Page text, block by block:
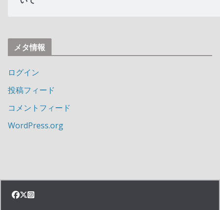
メタ情報
ログイン
投稿フィード
コメントフィード
WordPress.org